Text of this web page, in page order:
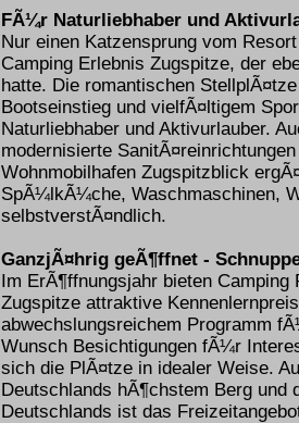
FÃ¼r Naturliebhaber und
Nur einen Katzensprung vom
Camping Erlebnis Zugspitze, der
hatte. Die romantischen
Bootseinstieg und vielfÃ¤ltigem
Naturliebhaber und Aktivurlauber.
modernisierte
Wohnmobilhafen Zugspitzblick
SpÃ¼lkÃ¼che, Waschmaschinen,
selbstverstÃ¤ndlich.
GanzjÃ¤hrig geÃ¶ffnet -
Im ErÃ¶ffnungsjahr bieten
Zugspitze attraktive
abwechslungsreichem Programm
Wunsch Besichtigungen fÃ¼r
sich die PlÃ¤tze in idealer Weise.
Deutschlands hÃ¶chstem Berg
Deutschlands ist das